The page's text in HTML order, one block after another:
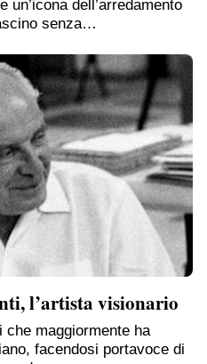
dell’arredamento
senza…
l’artista visionario
maggiormente ha
facendosi portavoce di